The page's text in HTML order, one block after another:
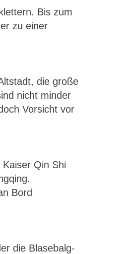
Bis zum
zu einer
die große
nicht minder
Vorsicht vor
Qin Shi
Bord
die Blasebalg-